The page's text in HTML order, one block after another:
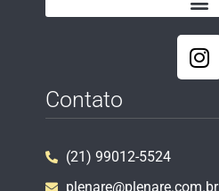
Contato
(21) 99012-5524
plenare@plenare.com.br